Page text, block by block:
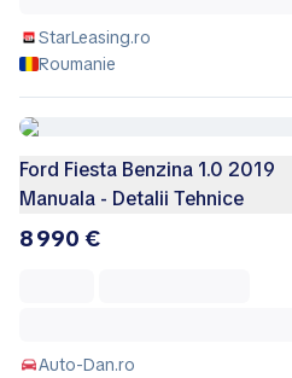
StarLeasing.ro
Roumanie
Ford Fiesta Benzina 1.0 2019
Manuala - Detalii Tehnice
8 990 €
Auto-Dan.ro